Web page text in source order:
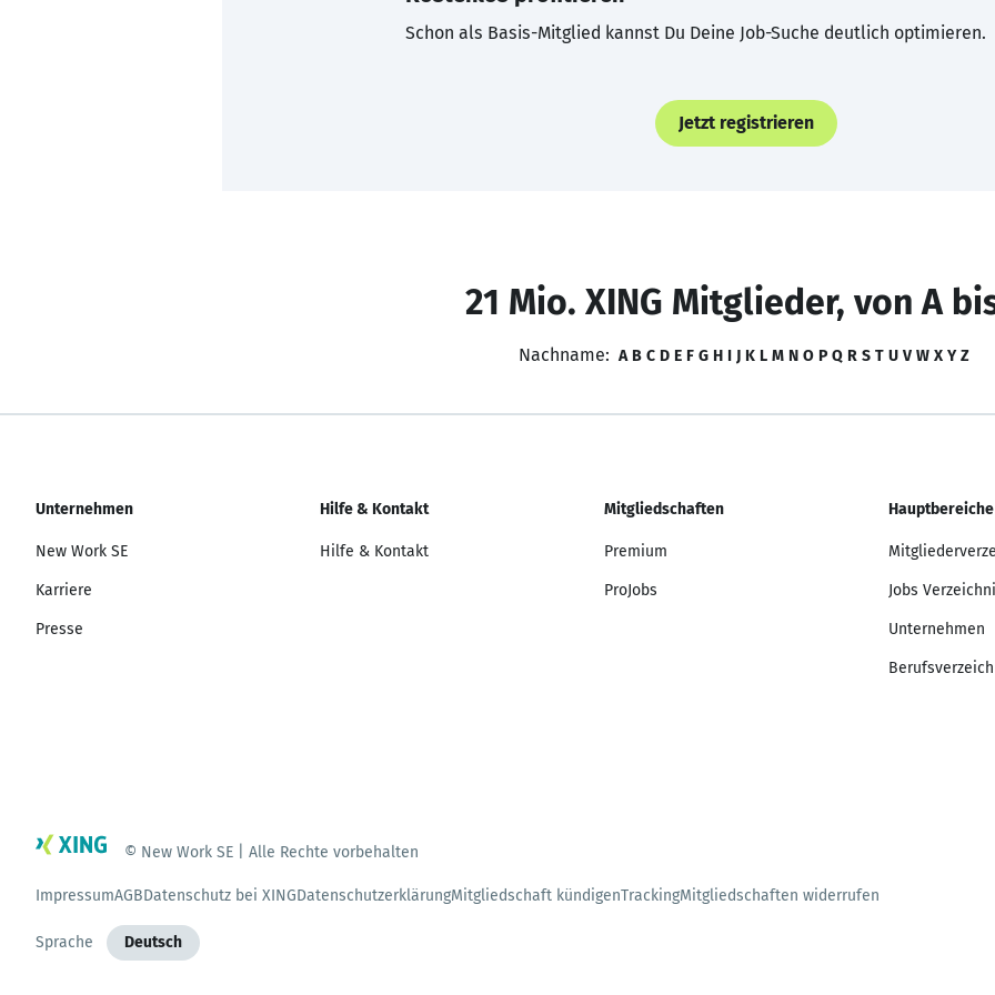
Schon als Basis-Mitglied kannst Du Deine Job-Suche deutlich optimieren.
Jetzt registrieren
21 Mio. XING Mitglieder, von A
Nachname: A B C D E F G H I J K L M N O P Q R S T U V W X Y Z
Unternehmen
New Work SE
Karriere
Presse
Hilfe & Kontakt
Hilfe & Kontakt
Mitgliedschaften
Premium
ProJobs
Hauptbereiche
Jobs
Unternehmen
© New Work SE | Alle Rechte vorbehalten
ImpressumAGBDatenschutz bei XINGDatenschutzerklärungMitgliedschaft kündigenTrackingMitgliedschaften widerrufen
Sprache Deutsch